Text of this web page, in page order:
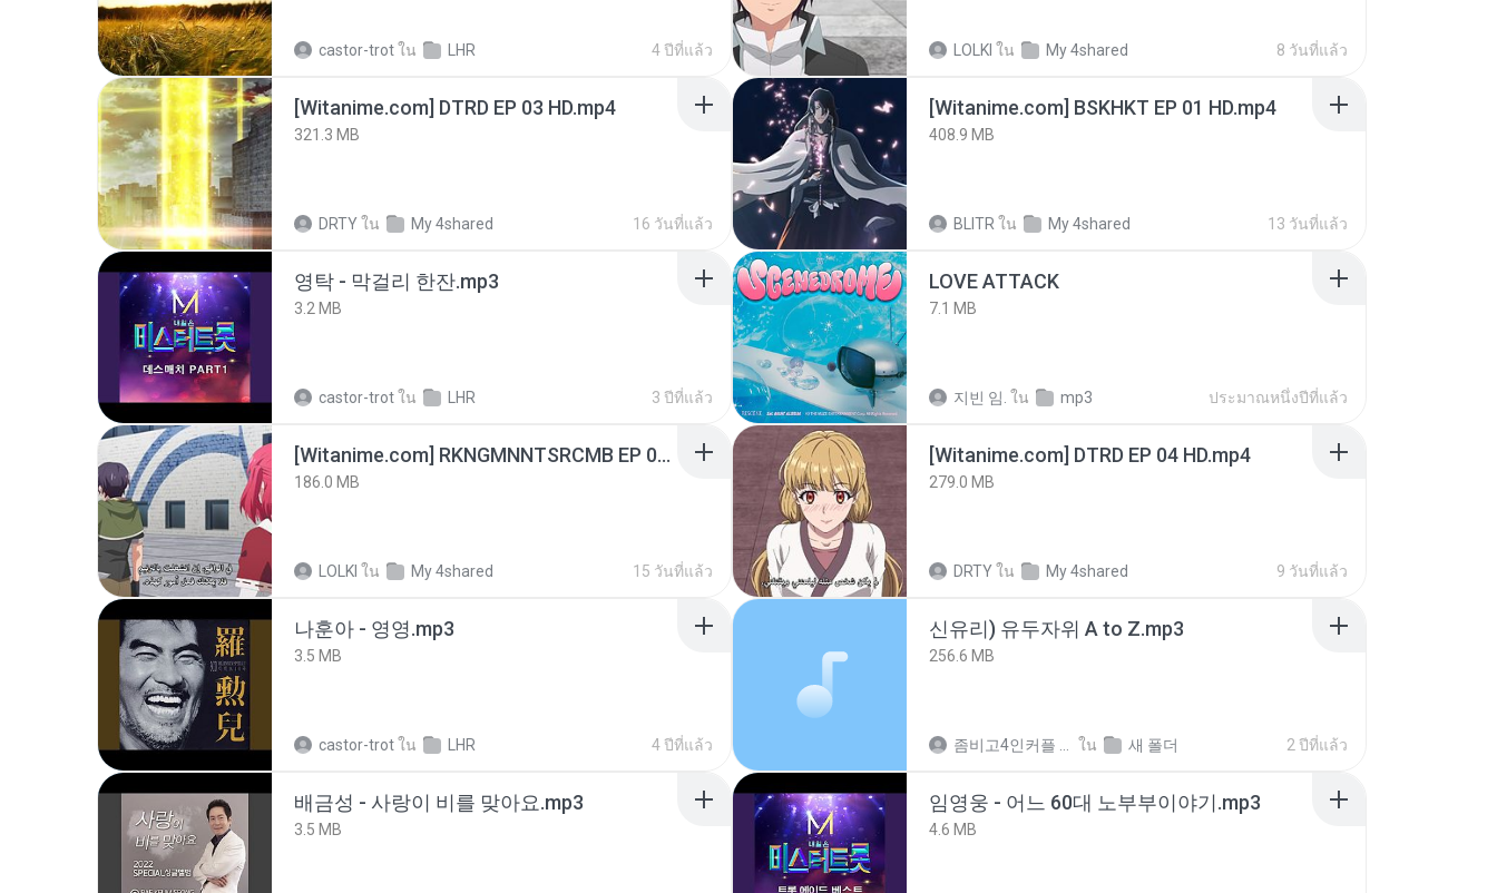
castor-trotใน LHR 4 ปีที่แล้ว LOLKI ใน My 4shared 8 วันที่แล้ว
[Witanime.com] DTRD EP 03 HD.mp4
321.3 MB
DRTYใน My 4shared 16 วันที่แล้ว
[Witanime.com] BSKHKT EP 01 HD.mp4
408.9 MB
BLITR ใน My 4shared 13 วันที่แล้ว
영탁 - 막걸리 한잔.mp3
3.2 MB
castor-trotใน LHR 3 ปีที่แล้ว
LOVE ATTACK
7.1 MB
지빈 임. ใน mp3 ประมาณหนึ่งปีที่แล้ว
[Witanime.com] RKNGMNNTSRCMB EP 05 HD.mp4
186.0 MB
LOLKI ใน My 4shared 15 วันที่แล้ว
[Witanime.com] DTRD EP 04 HD.mp4
279.0 MB
DRTYใน My 4shared 9 วันที่แล้ว
나훈아 - 영영.mp3
3.5 MB
castor-trotใน LHR 4 ปีที่แล้ว
신유리) 유두자위 A to Z.mp3
256.6 MB
ใน 새 폴더 2 ปีที่แล้ว
배금성 - 사랑이 비를 맞아요.mp3
3.5 MB
임영웅 - 어느 60대 노부부이야기.mp3
4.6 MB